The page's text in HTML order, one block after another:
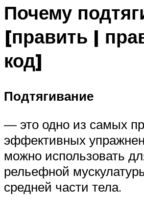
Почему
[править |
код]
Подтягивание
— это одно из самых
эффективных
можно использовать
рельефной
средней части тела.